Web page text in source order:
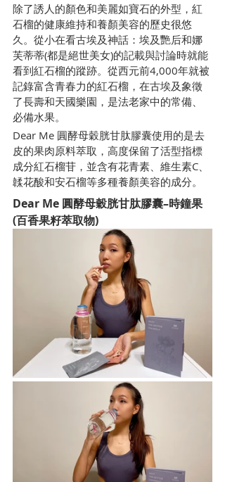
除了誘人的顏色和美麗如寶石的外型，紅
石榴的健康維持和養顏美容的歷史很悠
久。從小在看古埃及神話：埃及艷后和娜
芙蒂蒂(都是絕世美女)的記載與討論時就能
看到紅石榴的蹤跡。從西元前4,000年就被
記錄富含青春力的紅石榴，在古埃及象徵
了長壽和天國樂園，是法老家中的常備、
必備水果。
Dear Me 圓酵母穀胱甘肽膠囊使用的是去
皮的果肉原料萃取，高度保留了活型指標
成分紅石榴苷，並含有花青素、維生素C、
韖花酸和安石榴等多種養顏美容的成分。
Dear Me 圓酵母穀胱甘肽膠囊–時鐘果
(百香果籽萃取物)